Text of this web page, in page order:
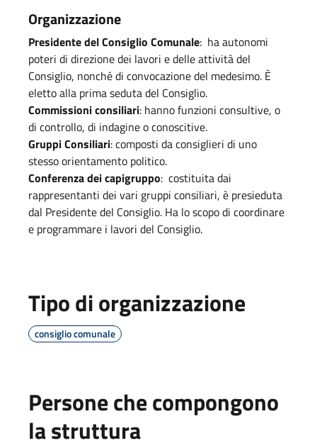
Organizzazione
Presidente del Consiglio Comunale: ha autonomi
poteri di direzione dei lavori e delle attività del
Consiglio, nonché di convocazione del medesimo. È
eletto alla prima seduta del Consiglio.
Commissioni consiliari: hanno funzioni consultive, o
di controllo, di indagine o conoscitive.
Gruppi Consiliari: composti da consiglieri di uno
stesso orientamento politico.
Conferenza dei capigruppo: costituita dai
rappresentanti dei vari gruppi consiliari, è presieduta
dal Presidente del Consiglio. Ha lo scopo di coordinare
e programmare i lavori del Consiglio.
Tipo di organizzazione
consiglio comunale
Persone che compongono
la struttura